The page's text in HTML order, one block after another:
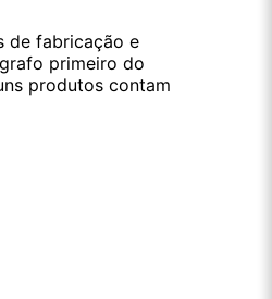
de fabricação e
primeiro do
produtos contam